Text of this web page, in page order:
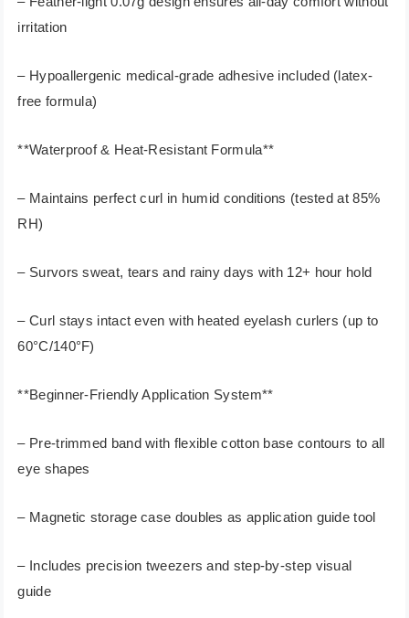
irritation
– Hypoallergenic medical-grade adhesive included (latex-
free formula)
**Waterproof & Heat-Resistant Formula**
– Maintains perfect curl in humid conditions (tested at 85%
RH)
– Survors sweat, tears and rainy days with 12+ hour hold
– Curl stays intact even with heated eyelash curlers (up to
60°C/140°F)
**Beginner-Friendly Application System**
– Pre-trimmed band with flexible cotton base contours to all
eye shapes
– Magnetic storage case doubles as application guide tool
– Includes precision tweezers and step-by-step visual
guide